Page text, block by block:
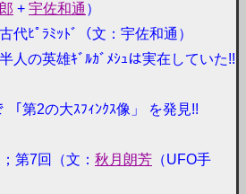
+ 宇佐和通 ）
代ﾋﾟﾗﾐｯﾄﾞ（文：宇佐和通）
人の英雄ｷﾞﾙｶﾞﾒｼｭは実在していた!!
「第2の大ｽﾌｨﾝｸｽ像」 を発見!!
第7回（文： 秋月朗芳 （UFO手